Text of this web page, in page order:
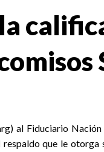
al Fiduciario
respaldo que le